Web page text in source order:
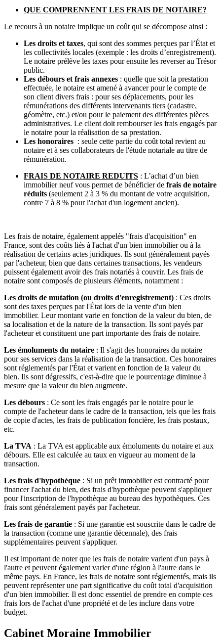
QUE COMPRENNENT LES FRAIS DE NOTAIRE?
Le recours à un notaire implique un coût qui se décompose ainsi :
Les droits et taxes, qui sont des sommes perçues par l’État et
les collectivités locales (exemple : les droits d’enregistrement).
Le notaire prélève les taxes pour ensuite les reverser au Trésor
public.
Les débours et frais annexes : quelle que soit la prestation
effectuée, le notaire est amené à avancer pour le compte de
son client divers frais : pour ses déplacements, pour les
rémunérations des différents intervenants tiers (cadastre,
géomètre, etc.) et/ou pour le paiement des différentes pièces
administratives. Le client doit rembourser les frais engagés par
le notaire pour la réalisation de sa prestation.
Les honoraires : seule cette partie du coût total revient au
notaire et à ses collaborateurs de l'étude notariale au titre de
rémunération.
FRAIS DE NOTAIRE REDUITS : L’achat d’un bien
immobilier neuf vous permet de bénéficier de frais de notaire
réduits (seulement 2 à 3 % du montant de votre acquisition,
contre 7 à 8 % pour l'achat d'un logement ancien).
Les frais de notaire, également appelés "frais d'acquisition" en
France, sont des coûts liés à l'achat d'un bien immobilier ou à la
réalisation de certains actes juridiques. Ils sont généralement payés
par l'acheteur, bien que dans certaines transactions, les vendeurs
puissent également avoir des frais notariés à couvrir. Les frais de
notaire sont composés de plusieurs éléments, notamment :
Les droits de mutation (ou droits d'enregistrement) : Ces droits
sont des taxes perçues par l'État lors de la vente d'un bien
immobilier. Leur montant varie en fonction de la valeur du bien, de
sa localisation et de la nature de la transaction. Ils sont payés par
l'acheteur et constituent une part importante des frais de notaire.
Les émoluments du notaire : Il s'agit des honoraires du notaire
pour ses services dans la réalisation de la transaction. Ces honoraires
sont réglementés par l'État et varient en fonction de la valeur du
bien. Ils sont dégressifs, c'est-à-dire que le pourcentage diminue à
mesure que la valeur du bien augmente.
Les débours : Ce sont les frais engagés par le notaire pour le
compte de l'acheteur dans le cadre de la transaction, tels que les frais
de copie d'actes, les frais de publication foncière, les frais postaux,
etc.
La TVA : La TVA est applicable aux émoluments du notaire et aux
débours. Elle est calculée au taux en vigueur au moment de la
transaction.
Les frais d'hypothèque : Si un prêt immobilier est contracté pour
financer l'achat du bien, des frais d'hypothèque peuvent s'appliquer
pour l'inscription de l'hypothèque au bureau des hypothèques. Ces
frais sont généralement payés par l'acheteur.
Les frais de garantie : Si une garantie est souscrite dans le cadre de
la transaction (comme une garantie décennale), des frais
supplémentaires peuvent s'appliquer.
Il est important de noter que les frais de notaire varient d'un pays à
l'autre et peuvent également varier d'une région à l'autre dans le
même pays. En France, les frais de notaire sont réglementés, mais ils
peuvent représenter une part significative du coût total d'acquisition
d'un bien immobilier. Il est donc essentiel de prendre en compte ces
frais lors de l'achat d'une propriété et de les inclure dans votre
budget.
Cabinet Moraine Immobilier